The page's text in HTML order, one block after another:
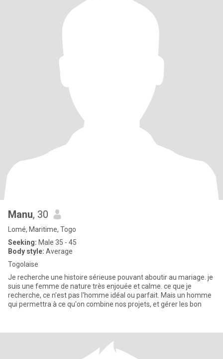
Manu, 30
Lomé, Maritime, Togo
Seeking: Male 35 - 45
Body style: Average
Togolaise
Je recherche une histoire sérieuse pouvant aboutir au mariage. je
suis une femme de nature très enjouée et calme. ce que je
recherche, ce n'est pas l'homme idéal ou parfait. Mais un homme
qui permettra à ce qu'on combine nos projets, et gérer les bon